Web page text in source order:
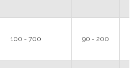
100 - 700 90 - 200